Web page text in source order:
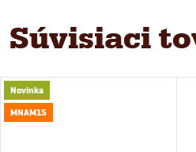
Súvisiaci
Novinka
MNAM15